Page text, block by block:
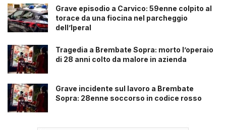
Grave episodio a Carvico: 59enne colpito al
torace da una fiocina nel parcheggio
dell’Iperal
Tragedia a Brembate Sopra: morto l’operaio
di 28 anni colto da malore in azienda
Grave incidente sul lavoro a Brembate
Sopra: 28enne soccorso in codice rosso